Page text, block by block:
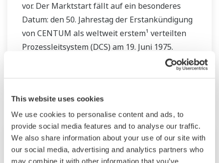
This website uses cookies
We use cookies to personalise content and ads, to
provide social media features and to analyse our traffic.
We also share information about your use of our site with
our social media, advertising and analytics partners who
may combine it with other information that you’ve
vor. Der Marktstart fällt auf ein besonderes
Datum: den 50. Jahrestag der Erstankündigung
von CENTUM als weltweit erstem¹ verteilten
Prozessleitsystem (DCS) am 19. Juni 1975.
Pressemeldung | Solutions & Products Apr. 8, 2025